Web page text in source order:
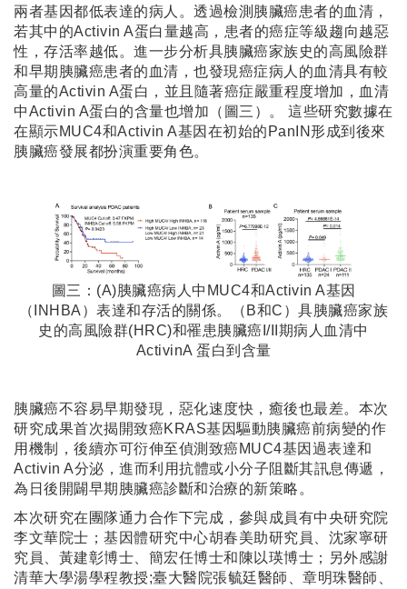
兩者基因都低表達的病人。透過檢測胰臟癌患者的血清，
若其中的Activin A蛋白量越高，患者的癌症等級趨向越惡
性，存活率越低。進一步分析具胰臟癌家族史的高風險群
和早期胰臟癌患者的血清，也發現癌症病人的血清具有較
高量的Activin A蛋白，並且隨著癌症嚴重程度增加，血清
中Activin A蛋白的含量也增加（圖三）。 這些研究數據在
在顯示MUC4和Activin A基因在初始的PanIN形成到後來
胰臟癌發展都扮演重要角色。
圖三：(A)胰臟癌病人中MUC4和Activin A基因
（INHBA）表達和存活的關係。（B和C）具胰臟癌家族
史的高風險群(HRC)和罹患胰臟癌I/II期病人血清中
ActivinA 蛋白到含量
胰臟癌不容易早期發現，惡化速度快，癒後也最差。本次
研究成果首次揭開致癌KRAS基因驅動胰臟癌前病變的作
用機制，後續亦可衍伸至偵測致癌MUC4基因過表達和
Activin A分泌，進而利用抗體或小分子阻斷其訊息傳遞，
為日後開闢早期胰臟癌診斷和治療的新策略。
本次研究在團隊通力合作下完成，參與成員有中央研究院
李文華院士；基因體研究中心胡春美助研究員、沈家寧研
究員、黃建彰博士、簡宏任博士和陳以瑛博士；另外感謝
清華大學湯學程教授;臺大醫院張毓廷醫師、章明珠醫師、